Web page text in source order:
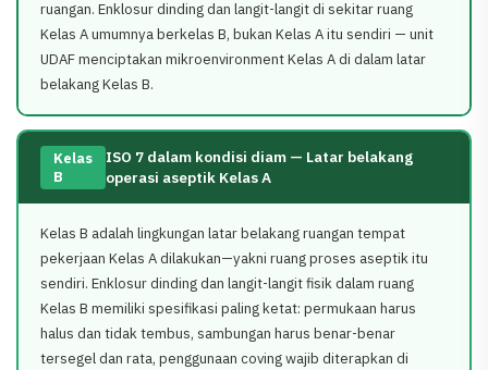
ruangan. Enklosur dinding dan langit-langit di sekitar ruang
Kelas A umumnya berkelas B, bukan Kelas A itu sendiri — unit
UDAF menciptakan mikroenvironment Kelas A di dalam latar
belakang Kelas B.
Kelas
B
ISO 7 dalam kondisi diam — Latar belakang
operasi aseptik Kelas A
Kelas B adalah lingkungan latar belakang ruangan tempat
pekerjaan Kelas A dilakukan—yakni ruang proses aseptik itu
sendiri. Enklosur dinding dan langit-langit fisik dalam ruang
Kelas B memiliki spesifikasi paling ketat: permukaan harus
halus dan tidak tembus, sambungan harus benar-benar
tersegel dan rata, penggunaan coving wajib diterapkan di